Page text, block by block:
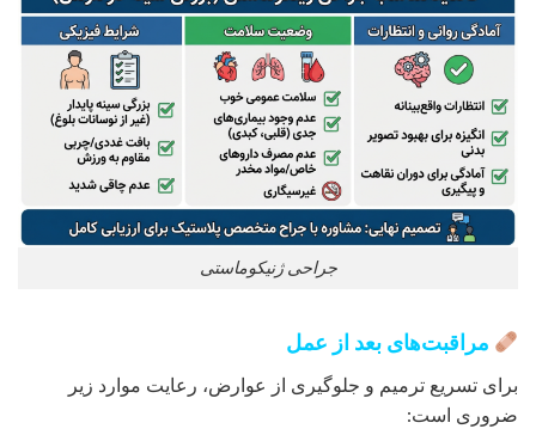
جراحی ژنیکوماستی
مراقبت‌های بعد از عمل
برای تسریع ترمیم و جلوگیری از عوارض، رعایت موارد زیر
ضروری است: